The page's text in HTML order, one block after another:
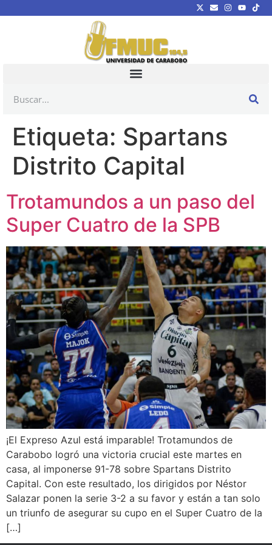
Etiqueta: Spartans
Distrito Capital
Trotamundos a un paso del
Super Cuatro de la SPB
¡El Expreso Azul está imparable! Trotamundos de
Carabobo logró una victoria crucial este martes en
casa, al imponerse 91-78 sobre Spartans Distrito
Capital. Con este resultado, los dirigidos por Néstor
Salazar ponen la serie 3-2 a su favor y están a tan solo
un triunfo de asegurar su cupo en el Super Cuatro de la
[…]